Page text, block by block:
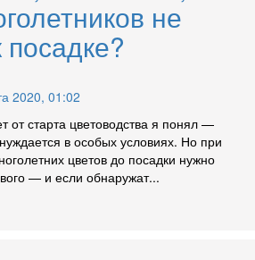
не
2020, 01:02
от старта цветоводства я понял —
в особых условиях. Но при
цветов до посадки нужно
— и если обнаружат...